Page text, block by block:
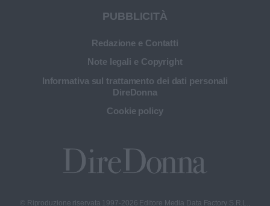
PUBBLICITÀ
Redazione e Contatti
Note legali e Copyright
Informativa sul trattamento dei dati personali
DireDonna
Cookie policy
© Riproduzione riservata 1997-2026 Editore Media Data Factory S.R.L.,